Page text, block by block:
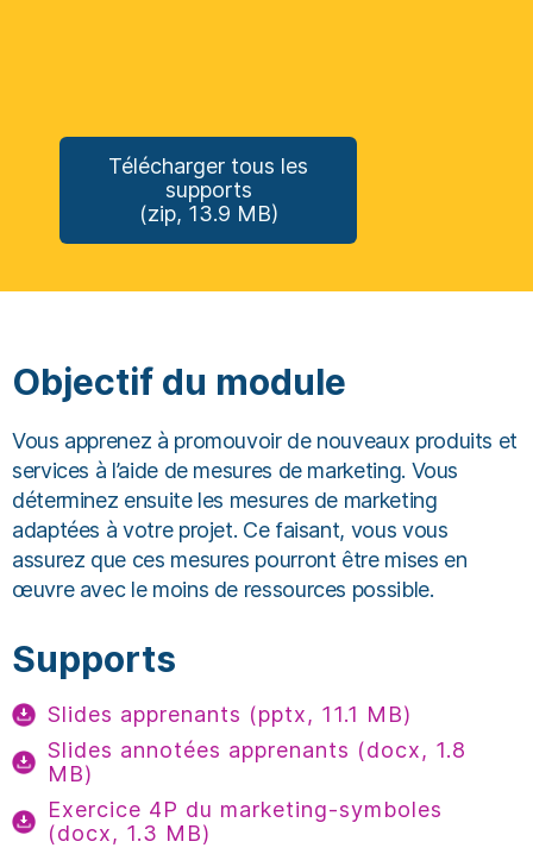
Télécharger tous les
supports
(zip, 13.9 MB)
Objectif du module
Vous apprenez à promouvoir de nouveaux produits et
services à l’aide de mesures de marketing. Vous
déterminez ensuite les mesures de marketing
adaptées à votre projet. Ce faisant, vous vous
assurez que ces mesures pourront être mises en
œuvre avec le moins de ressources possible.
Supports
Slides apprenants (pptx, 11.1 MB)
Slides annotées apprenants (docx, 1.8
MB)
Exercice 4P du marketing-symboles
(docx, 1.3 MB)